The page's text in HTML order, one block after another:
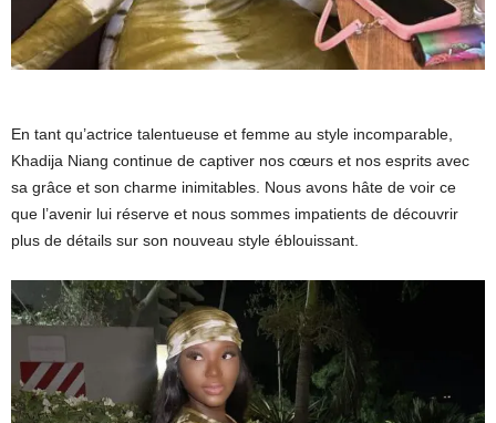
En tant qu’actrice talentueuse et femme au style incomparable,
Khadija Niang continue de captiver nos cœurs et nos esprits avec
sa grâce et son charme inimitables. Nous avons hâte de voir ce
que l’avenir lui réserve et nous sommes impatients de découvrir
plus de détails sur son nouveau style éblouissant.